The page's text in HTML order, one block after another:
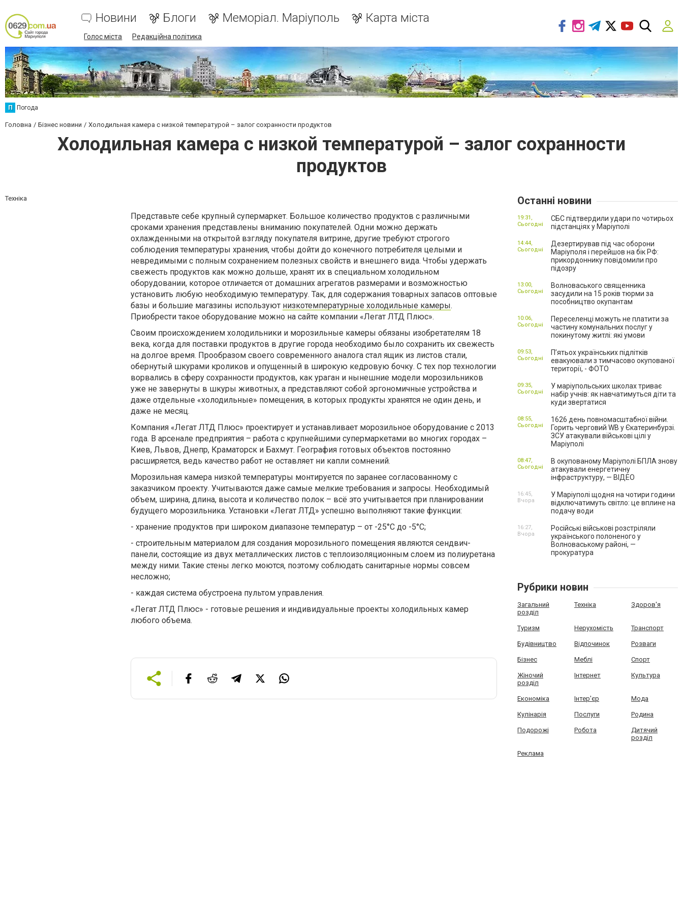
Новини Блоги Меморіал. Маріуполь Карта міста
Голос міста Редакційна політика
П Погода
Головна Бізнес новини Холодильная камера с низкой температурой – залог сохранности продуктов
Холодильная камера с низкой температурой – залог сохранности
продуктов
Техніка
Представьте себе крупный супермаркет. Большое количество продуктов с различными
сроками хранения представлены вниманию покупателей. Одни можно держать
охлажденными на открытой взгляду покупателя витрине, другие требуют строгого
соблюдения температуры хранения, чтобы дойти до конечного потребителя целыми и
невредимыми с полным сохранением полезных свойств и внешнего вида. Чтобы удержать
свежесть продуктов как можно дольше, хранят их в специальном холодильном
оборудовании, которое отличается от домашних агрегатов размерами и возможностью
установить любую необходимую температуру. Так, для содержания товарных запасов оптовые
базы и большие магазины используют низкотемпературные холодильные камеры.
Приобрести такое оборудование можно на сайте компании «Легат ЛТД Плюс».
Своим происхождением холодильники и морозильные камеры обязаны изобретателям 18
века, когда для поставки продуктов в другие города необходимо было сохранить их свежесть
на долгое время. Прообразом своего современного аналога стал ящик из листов стали,
обернутый шкурами кроликов и опущенный в широкую кедровую бочку. С тех пор технологии
ворвались в сферу сохранности продуктов, как ураган и нынешние модели морозильников
уже не завернуты в шкуры животных, а представляют собой эргономичные устройства и
даже отдельные «холодильные» помещения, в которых продукты хранятся не один день, и
даже не месяц.
Компания «Легат ЛТД Плюс» проектирует и устанавливает морозильное оборудование с 2013
года. В арсенале предприятия – работа с крупнейшими супермаркетами во многих городах –
Киев, Львов, Днепр, Краматорск и Бахмут. География готовых объектов постоянно
расширяется, ведь качество работ не оставляет ни капли сомнений.
Морозильная камера низкой температуры монтируется по заранее согласованному с
заказчиком проекту. Учитываются даже самые мелкие требования и запросы. Необходимый
объем, ширина, длина, высота и количество полок – всё это учитывается при планировании
будущего морозильника. Установки «Легат ЛТД» успешно выполняют такие функции:
- хранение продуктов при широком диапазоне температур – от -25°C до -5°C;
- строительным материалом для создания морозильного помещения являются сендвич-
панели, состоящие из двух металлических листов с теплоизоляционным слоем из полиуретана
между ними. Такие стены легко моются, поэтому соблюдать санитарные нормы совсем
несложно;
- каждая система обустроена пультом управления.
«Легат ЛТД Плюс» - готовые решения и индивидуальные проекты холодильных камер
любого объема.
Останні новини
СБС підтвердили удари по чотирьох
підстанціях у Маріуполі
19:31,
Сьогодні
Дезертирував під час оборони
Маріуполя і перейшов на бік РФ:
прикордоннику повідомили про
підозру
14:44,
Сьогодні
Волноваського священника
засудили на 15 років тюрми за
пособництво окупантам
13:00,
Сьогодні
Переселенці можуть не платити за
частину комунальних послуг у
покинутому житлі: які умови
10:06,
Сьогодні
П’ятьох українських підлітків
евакуювали з тимчасово окупованої
території, - ФОТО
09:53,
Сьогодні
У маріупольських школах триває
набір учнів: як навчатимуться діти та
куди звертатися
09:35,
Сьогодні
1626 день повномасштабної війни.
Горить черговий WB у Єкатеринбурзі.
ЗСУ атакували військові цілі у
Маріуполі
08:55,
Сьогодні
В окупованому Маріуполі БПЛА знову
атакували енергетичну
інфраструктуру, — ВІДЕО
08:47,
Сьогодні
У Маріуполі щодня на чотири години
відключатимуть світло: це вплине на
подачу води
16:45,
Вчора
Російські військові розстріляли
українського полоненого у
Волноваському районі, —
прокуратура
16:27,
Вчора
Рубрики новин
Загальний
розділ
Техніка Здоров'я
Туризм Нерухомість Транспорт
Будівництво Відпочинок Розваги
Бізнес Меблі Спорт
Жіночий
розділ
Інтернет Культура
Економіка Інтер'єр Мода
Кулінарія Послуги Родина
Подорожі Робота
Дитячий
розділ
Реклама